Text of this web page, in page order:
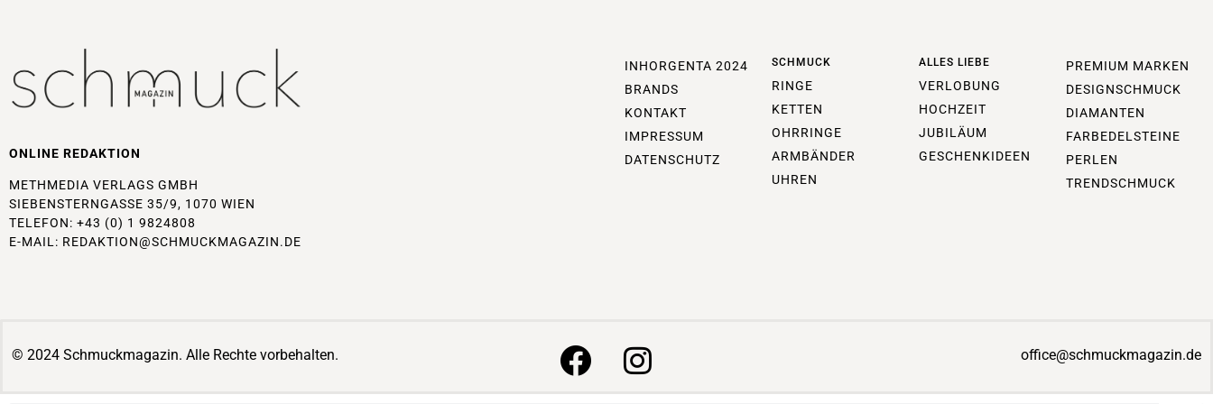
ONLINE REDAKTION
METHMEDIA VERLAGS GMBH
SIEBENSTERNGASSE 35/9, 1070 WIEN
TELEFON: +43 (0) 1 9824808
E-MAIL: REDAKTION@SCHMUCKMAGAZIN.DE
INHORGENTA 2024
BRANDS
KONTAKT
IMPRESSUM
DATENSCHUTZ
SCHMUCK
RINGE
KETTEN
OHRRINGE
ARMBÄNDER
UHREN
ALLES LIEBE
VERLOBUNG
HOCHZEIT
JUBILÄUM
GESCHENKIDEEN
PREMIUM MARKEN
DESIGNSCHMUCK
DIAMANTEN
FARBEDELSTEINE
PERLEN
TRENDSCHMUCK
© 2024 Schmuckmagazin. Alle Rechte vorbehalten. office@schmuckmagazin.de